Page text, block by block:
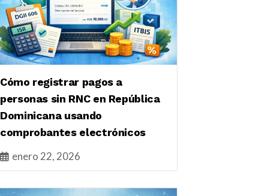
Cómo registrar pagos a
personas sin RNC en República
Dominicana usando
comprobantes electrónicos
enero 22, 2026